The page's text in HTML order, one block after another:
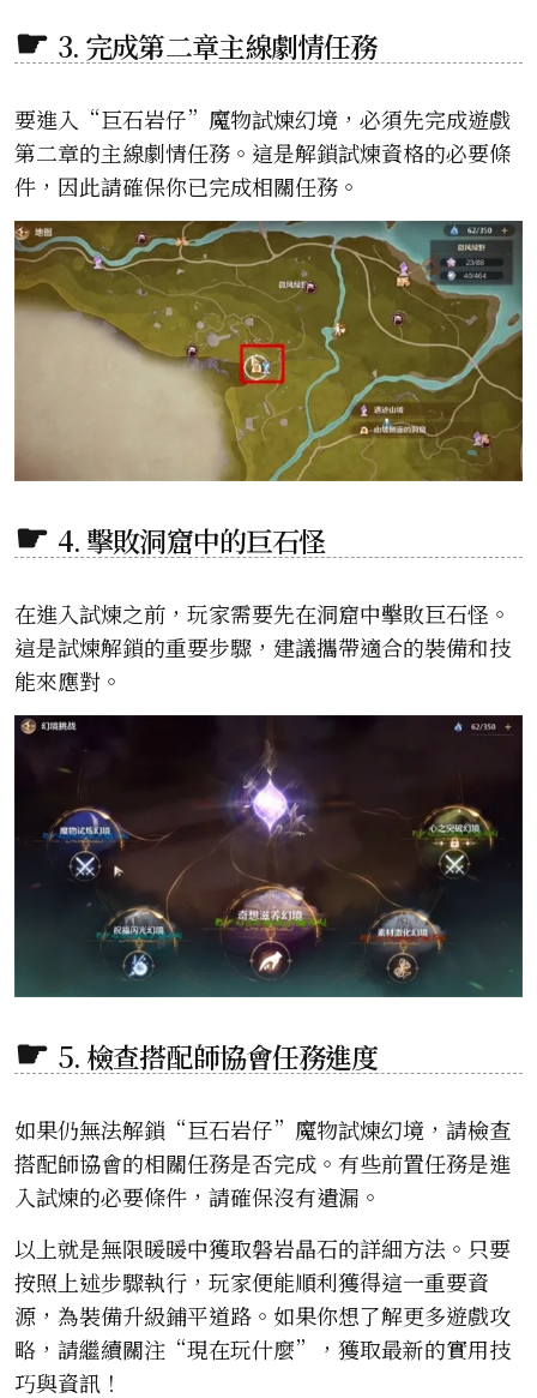
3. 完成第二章主線劇情任務
要進入“巨石岩仔”魔物試煉幻境，必須先完成遊戲
第二章的主線劇情任務。這是解鎖試煉資格的必要條
件，因此請確保你已完成相關任務。
4. 擊敗洞窟中的巨石怪
在進入試煉之前，玩家需要先在洞窟中擊敗巨石怪。
這是試煉解鎖的重要步驟，建議攜帶適合的裝備和技
能來應對。
5. 檢查搭配師協會任務進度
如果仍無法解鎖“巨石岩仔”魔物試煉幻境，請檢查
搭配師協會的相關任務是否完成。有些前置任務是進
入試煉的必要條件，請確保沒有遺漏。
以上就是無限暖暖中獲取磐岩晶石的詳細方法。只要
按照上述步驟執行，玩家便能順利獲得這一重要資
源，為裝備升級鋪平道路。如果你想了解更多遊戲攻
略，請繼續關注“現在玩什麼”，獲取最新的實用技
巧與資訊！